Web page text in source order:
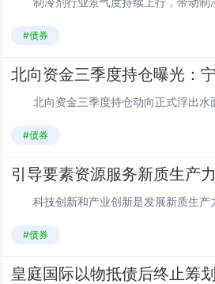
#债券
#债券
引导要素资源服务新质生产力
#债券